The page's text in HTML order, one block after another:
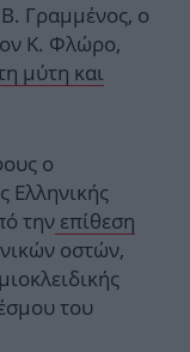
Γραμμένος, ο
Κ. Φλώρο,
μύτη και
ο
Ελληνικής
την επίθεση
οστών,
του